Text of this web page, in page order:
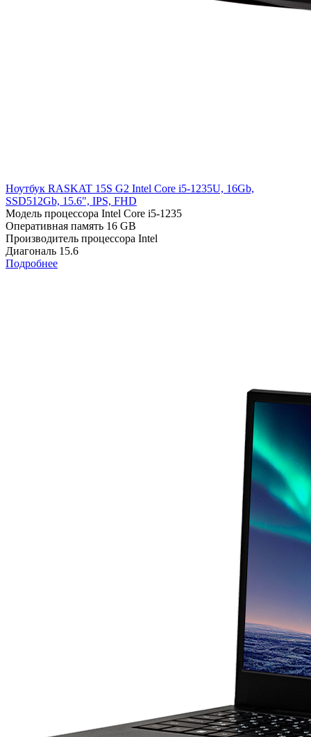
Ноутбук RASKAT 15S G2 Intel Core i5-1235U, 16Gb,
SSD512Gb, 15.6", IPS, FHD
Модель процессора Intel Core i5-1235
Оперативная память 16 GB
Производитель процессора Intel
Диагональ 15.6
Подробнее